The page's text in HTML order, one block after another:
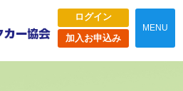
ログイン
加入お申込み
MENU